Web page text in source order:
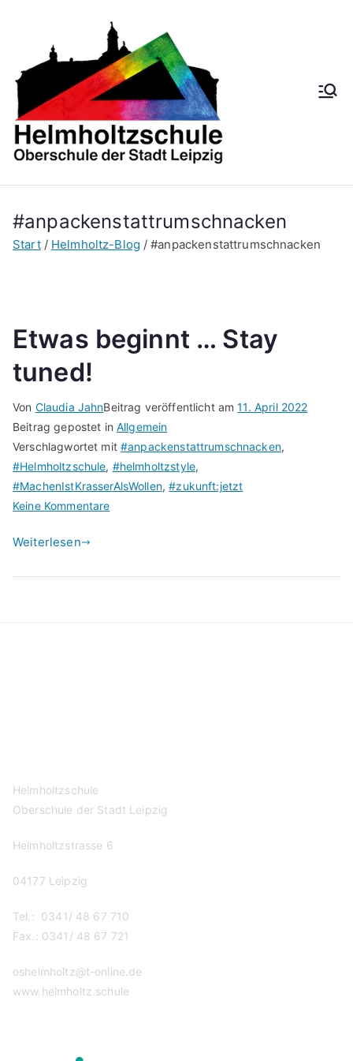
springen
ule
#anpackenstattrumschnacken
Start Helmholtz-Blog #anpackenstattrumschnacken
Etwas beginnt … Stay
tuned!
Von Claudia JahnBeitrag veröffentlicht am11. April 2022
Beitrag gepostet inAllgemein
Verschlagwortet mit#anpackenstattrumschnacken,
#Helmholtzschule, #helmholtzstyle,
#MachenIstKrasserAlsWollen,#zukunft:jetzt
Keine Kommentarezu
Weiterlesen
Helmholtzschule
Oberschule der Stadt Leipzig
Helmholtzstrasse 6
04177 Leipzig
Tel.: 0341/ 48 67 710
Fax.: 0341/ 48 67 721
oshelmholtz@t-online.de
www.helmholtz.schule